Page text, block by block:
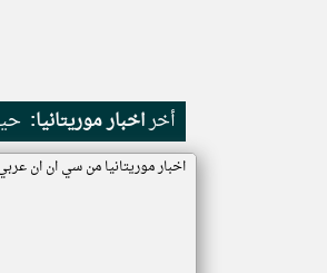
أخراخبار موريتانيا:
اخبار موريتانيا من سي ان ان